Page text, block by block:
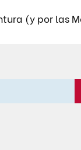
(y por las